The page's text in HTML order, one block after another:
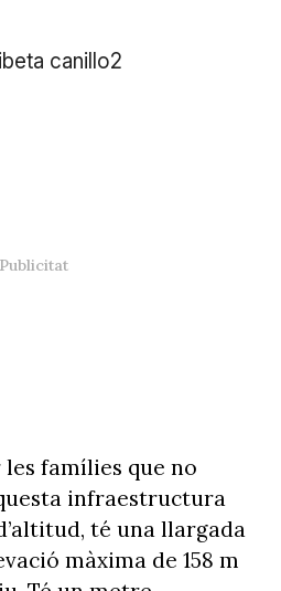
famílies que no
infraestructura
té una llargada
màxima de 158 m